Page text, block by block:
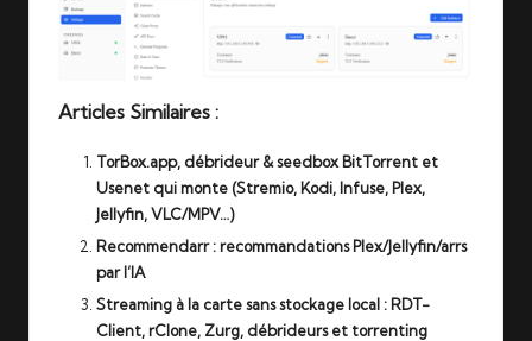
Articles Similaires :
TorBox.app, débrideur & seedbox BitTorrent et
Usenet qui monte (Stremio, Kodi, Infuse, Plex,
Jellyfin, VLC/MPV…)
Recommendarr : recommandations Plex/Jellyfin/arrs
par l’IA
Streaming à la carte sans stockage local : RDT-
Client, rClone, Zurg, débrideurs et torrenting